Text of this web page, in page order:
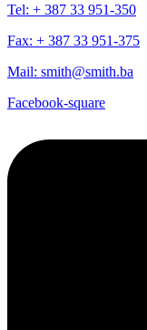
Tel: + 387 33 951-350
Fax: + 387 33 951-375
Mail: smith@smith.ba
Facebook-square